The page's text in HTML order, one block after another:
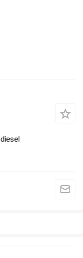
diesel